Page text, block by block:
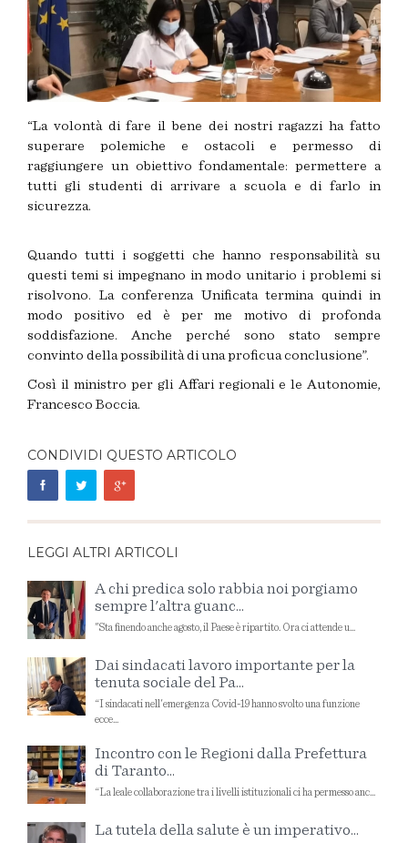
“La volontà di fare il bene dei nostri ragazzi ha fatto
superare polemiche e ostacoli e permesso di
raggiungere un obiettivo fondamentale: permettere a
tutti gli studenti di arrivare a scuola e di farlo in
sicurezza.
Quando tutti i soggetti che hanno responsabilità su
questi temi si impegnano in modo unitario i problemi si
risolvono. La conferenza Unificata termina quindi in
modo positivo ed è per me motivo di profonda
soddisfazione. Anche perché sono stato sempre
convinto della possibilità di una proficua conclusione”.
Così il ministro per gli Affari regionali e le Autonomie,
Francesco Boccia.
CONDIVIDI QUESTO ARTICOLO
LEGGI ALTRI ARTICOLI
A chi predica solo rabbia noi porgiamo
sempre l'altra guanc...
"Sta finendo anche agosto, il Paese è ripartito. Ora ci attende u...
Dai sindacati lavoro importante per la
tenuta sociale del Pa...
“I sindacati nell'emergenza Covid-19 hanno svolto una funzione
ecce...
Incontro con le Regioni dalla Prefettura
di Taranto...
“La leale collaborazione tra i livelli istituzionali ci ha permesso anc...
La tutela della salute è un imperativo...